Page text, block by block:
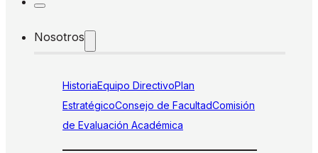
Nosotros
HistoriaEquipo DirectivoPlan
EstratégicoConsejo de FacultadComisión
de Evaluación Académica